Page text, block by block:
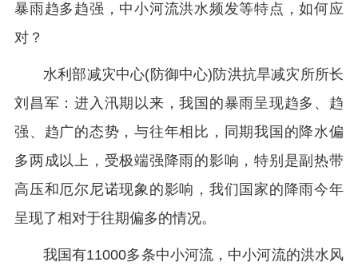
暴雨趋多趋强，中小河流洪水频发等特点，如何应
对？
水利部减灾中心(防御中心)防洪抗旱减灾所所长
刘昌军：进入汛期以来，我国的暴雨呈现趋多、趋
强、趋广的态势，与往年相比，同期我国的降水偏
多两成以上，受极端强降雨的影响，特别是副热带
高压和厄尔尼诺现象的影响，我们国家的降雨今年
呈现了相对于往期偏多的情况。
我国有11000多条中小河流，中小河流的洪水风